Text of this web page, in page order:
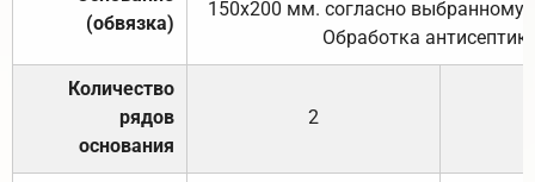
(обвязка)
150х200 мм. согласно выбранному
Обработка
Количество
рядов
основания
2